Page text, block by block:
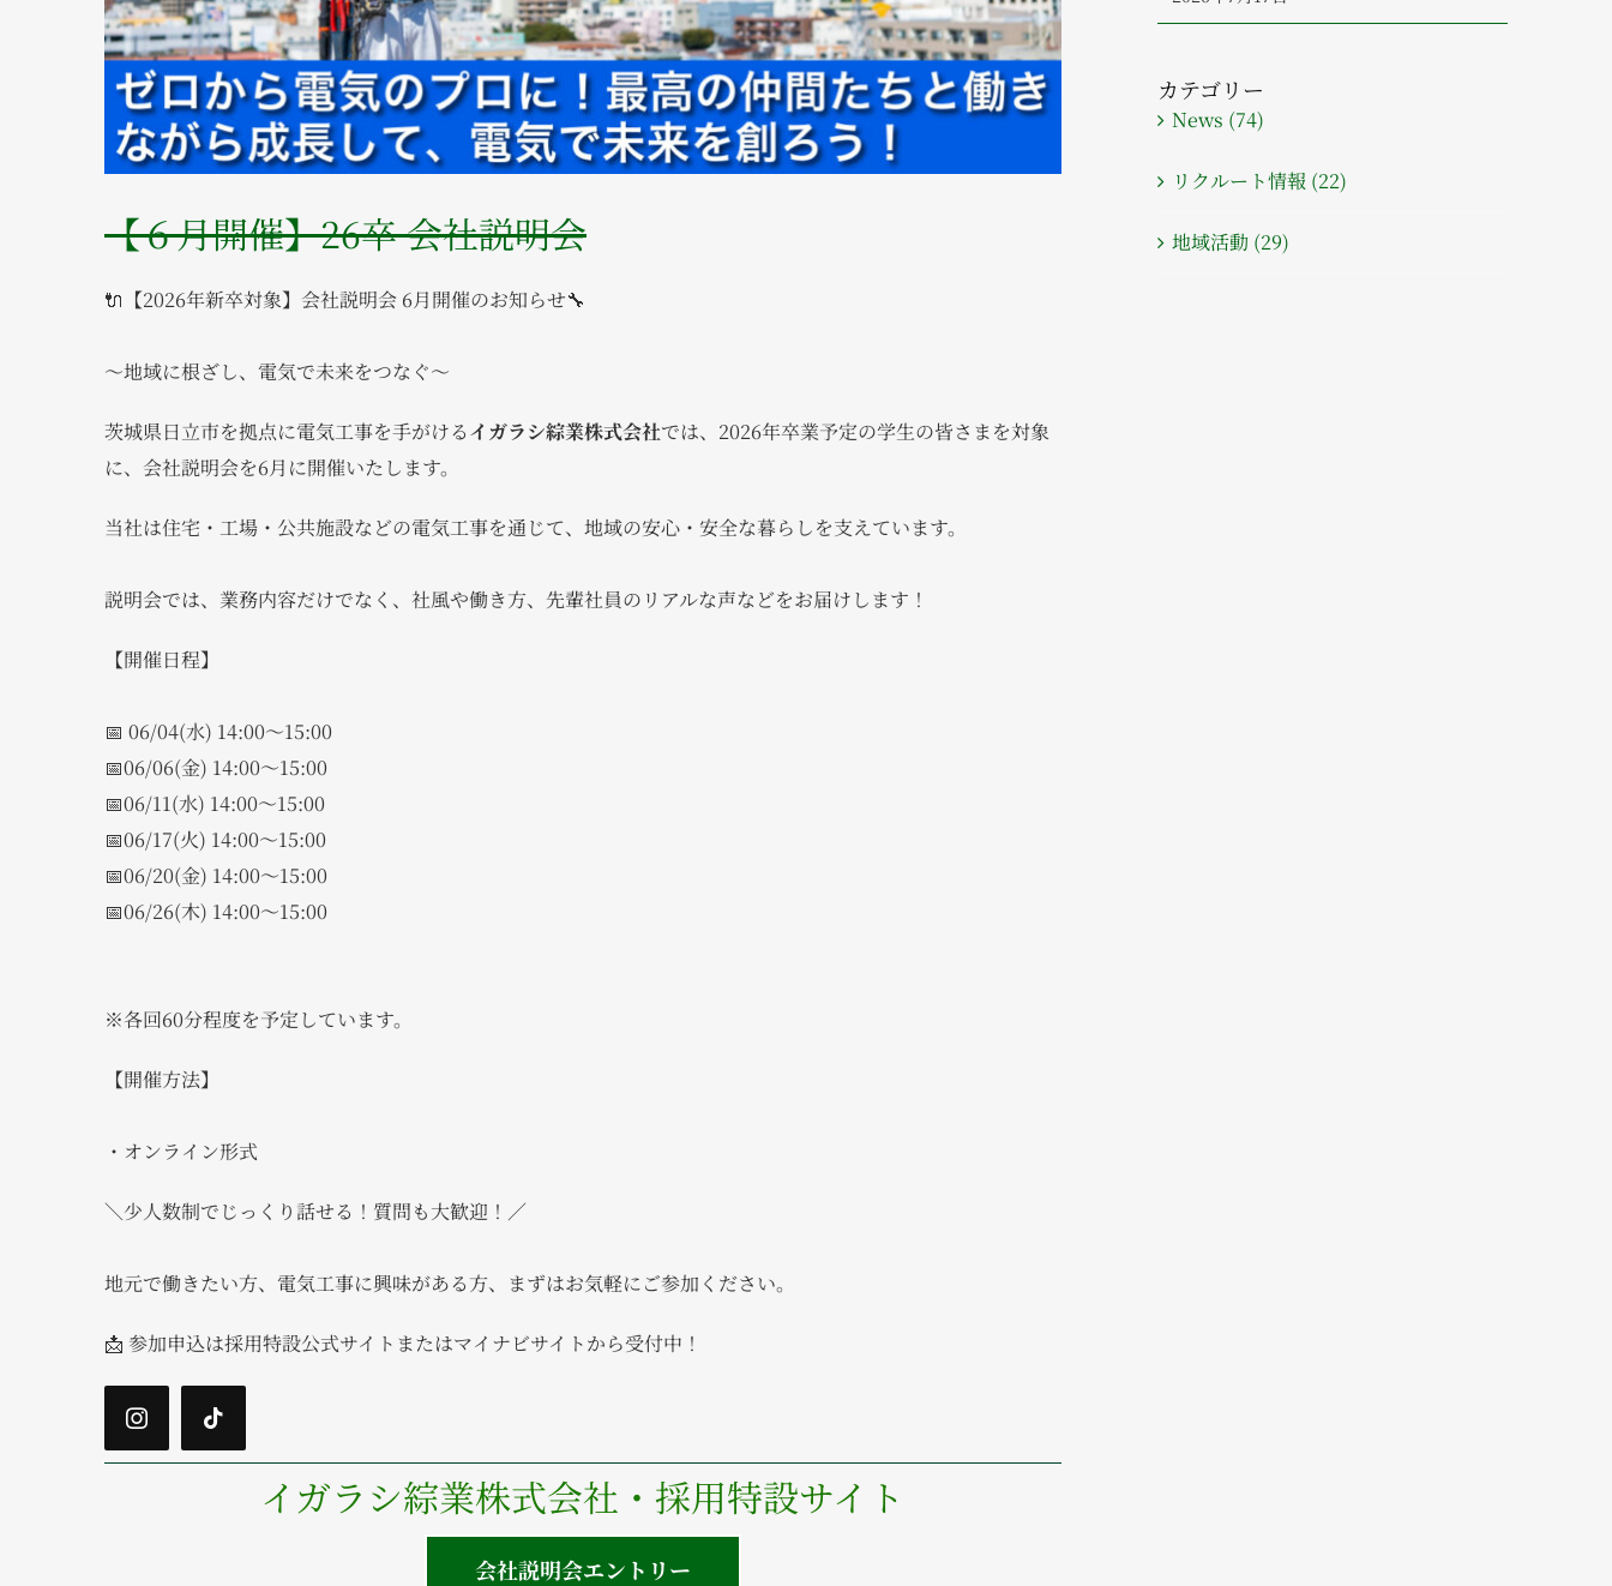
【６月開催】26卒 会社説明会
🔌【2026年新卒対象】会社説明会 6月開催のお知らせ🔧
〜地域に根ざし、電気で未来をつなぐ〜
茨城県日立市を拠点に電気工事を手がけるイガラシ綜業株式会社では、2026年卒業予定の学生の皆さまを対象
に、会社説明会を6月に開催いたします。
当社は住宅・工場・公共施設などの電気工事を通じて、地域の安心・安全な暮らしを支えています。
説明会では、業務内容だけでなく、社風や働き方、先輩社員のリアルな声などをお届けします！
【開催日程】
📅 06/04(水) 14:00～15:00
📅06/06(金) 14:00～15:00
📅06/11(水) 14:00～15:00
📅06/17(火) 14:00～15:00
📅06/20(金) 14:00～15:00
📅06/26(木) 14:00～15:00
※各回60分程度を予定しています。
【開催方法】
・オンライン形式
＼少人数制でじっくり話せる！質問も大歓迎！／
地元で働きたい方、電気工事に興味がある方、まずはお気軽にご参加ください。
📩 参加申込は採用特設公式サイトまたはマイナビサイトから受付中！
イガラシ綜業株式会社・採用特設サイト
会社説明会エントリー
カテゴリー
News (74)
リクルート情報 (22)
地域活動 (29)